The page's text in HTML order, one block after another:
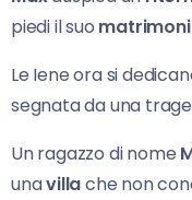
piedi il suo
Le Iene ora si
segnata da una
Un ragazzo di nome
unavillache non